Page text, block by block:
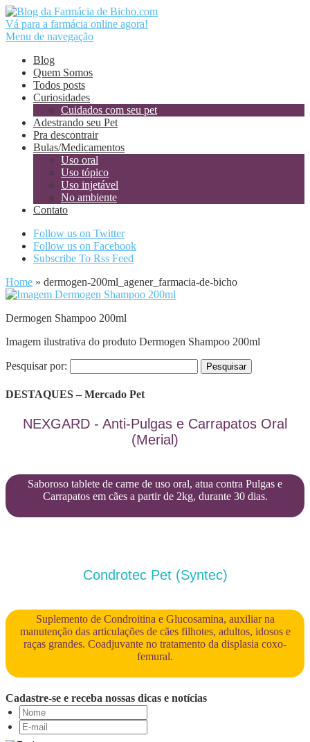
Vá para a farmácia online agora!
Menu de navegação
Blog
Quem Somos
Todos posts
Curiosidades
Cuidados com seu pet
Adestrando seu Pet
Pra descontrair
Bulas/Medicamentos
Uso oral
Uso tópico
Uso injetável
No ambiente
Contato
Follow us on Twitter
Follow us on Facebook
Subscribe To Rss Feed
Home » dermogen-200ml_agener_farmacia-de-bicho
Dermogen Shampoo 200ml
Imagem ilustrativa do produto Dermogen Shampoo 200ml
Pesquisar por:
DESTAQUES – Mercado Pet
NEXGARD - Anti-Pulgas e Carrapatos Oral
(Merial)
Saboroso tablete de carne de uso oral, atua contra Pulgas e
Carrapatos em cães a partir de 2kg, durante 30 dias.
Condrotec Pet (Syntec)
Suplemento de Condroitina e Glucosamina, auxiliar na
manutenção das articulações de cães filhotes, adultos, idosos e
raças grandes. Coadjuvante no tratamento da displasia coxo-
femural.
Cadastre-se e receba nossas dicas e notícias